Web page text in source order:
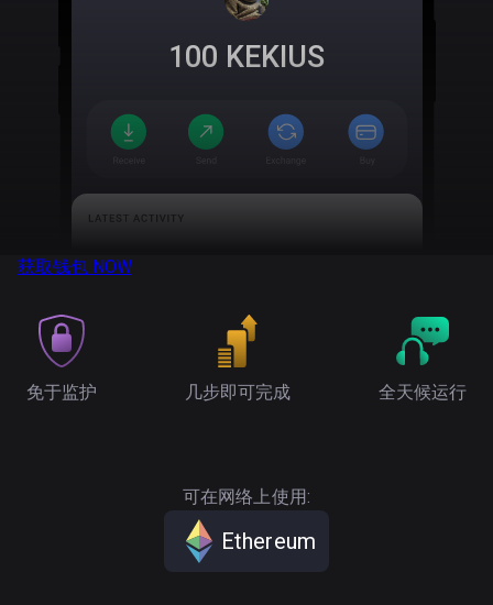
100 KEKIUS
获取钱包 NOW
免于监护 几步即可完成 全天候运行
可在网络上使用:
Ethereum